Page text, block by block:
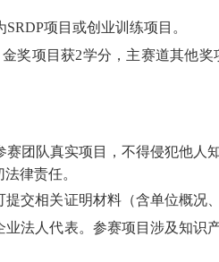
SRDP项目或创业训练项目。
奖项目获2学分，主赛道其他奖
团队真实项目，不得侵犯他人
律责任。
交相关证明材料（含单位概况
法人代表。 参赛项目涉及知识